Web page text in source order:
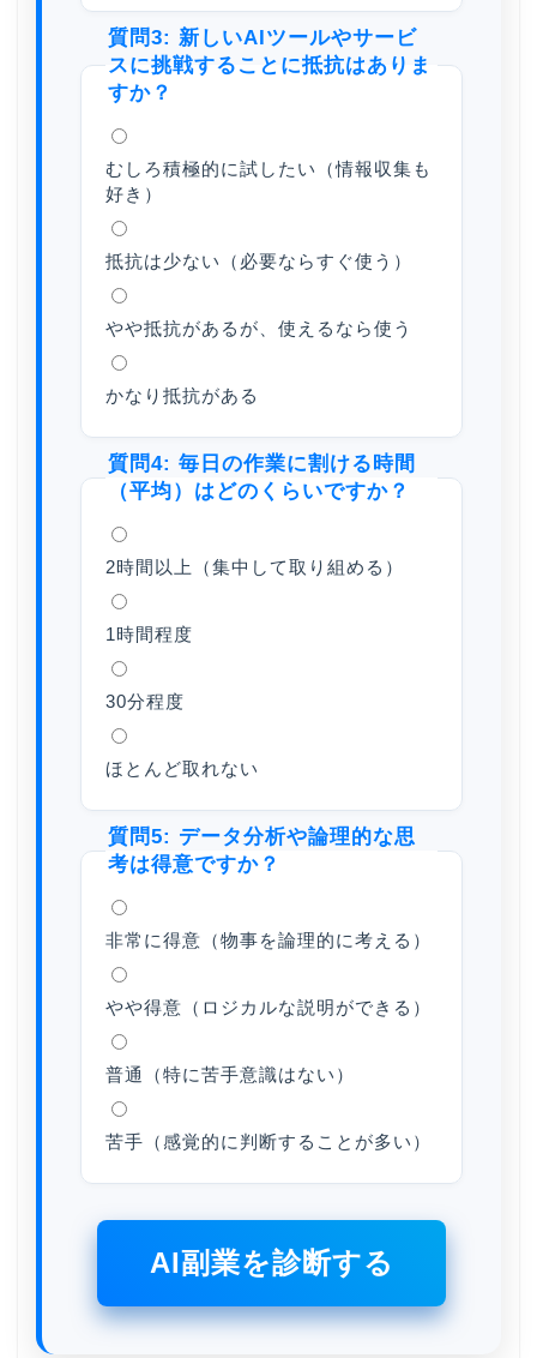
質問3: 新しいAIツールやサービ
スに挑戦することに抵抗はありま
すか？
むしろ積極的に試したい（情報収集も
好き）
抵抗は少ない（必要ならすぐ使う）
やや抵抗があるが、使えるなら使う
かなり抵抗がある
質問4: 毎日の作業に割ける時間
（平均）はどのくらいですか？
2時間以上（集中して取り組める）
1時間程度
30分程度
ほとんど取れない
質問5: データ分析や論理的な思
考は得意ですか？
非常に得意（物事を論理的に考える）
やや得意（ロジカルな説明ができる）
普通（特に苦手意識はない）
苦手（感覚的に判断することが多い）
AI副業を診断する